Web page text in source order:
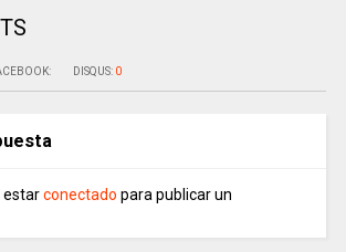
DISQUS: 0
estarconectado para publicar un